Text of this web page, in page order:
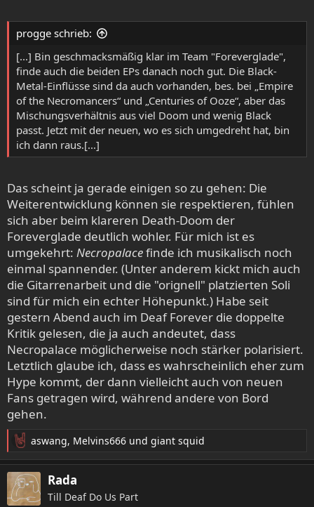
progge schrieb:
[...] Bin geschmacksmäßig klar im Team "Foreverglade",
finde auch die beiden EPs danach noch gut. Die Black-
Metal-Einflüsse sind da auch vorhanden, bes. bei „Empire
of the Necromancers“ und „Centuries of Ooze“, aber das
Mischungsverhältnis aus viel Doom und wenig Black
passt. Jetzt mit der neuen, wo es sich umgedreht hat, bin
ich dann raus.[...]
Das scheint ja gerade einigen so zu gehen: Die
Weiterentwicklung können sie respektieren, fühlen
sich aber beim klareren Death-Doom der
Foreverglade deutlich wohler. Für mich ist es
umgekehrt: Necropalacefinde ich musikalisch noch
einmal spannender. (Unter anderem kickt mich auch
die Gitarrenarbeit und die "orignell" platzierten Soli
sind für mich ein echter Höhepunkt.) Habe seit
gestern Abend auch im Deaf Forever die doppelte
Kritik gelesen, die ja auch andeutet, dass
Necropalace möglicherweise noch stärker polarisiert.
Letztlich glaube ich, dass es wahrscheinlich eher zum
Hype kommt, der dann vielleicht auch von neuen
Fans getragen wird, während andere von Bord
gehen.
R
e
a
k
t
aswang, Melvins666 und giant squid
Rada
Till Deaf Do Us Part